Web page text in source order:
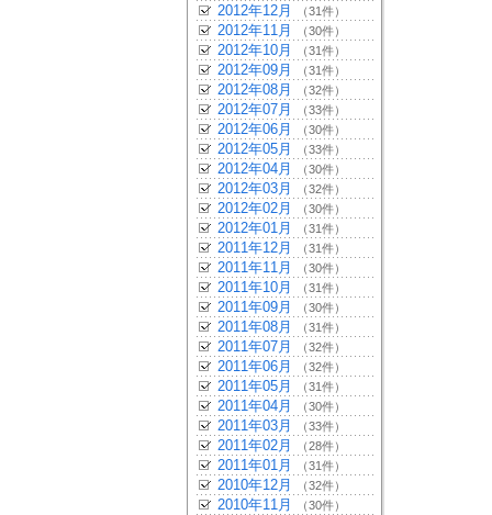
2012年12月 （31件）
2012年11月 （30件）
2012年10月 （31件）
2012年09月 （31件）
2012年08月 （32件）
2012年07月 （33件）
2012年06月 （30件）
2012年05月 （33件）
2012年04月 （30件）
2012年03月 （32件）
2012年02月 （30件）
2012年01月 （31件）
2011年12月 （31件）
2011年11月 （30件）
2011年10月 （31件）
2011年09月 （30件）
2011年08月 （31件）
2011年07月 （32件）
2011年06月 （32件）
2011年05月 （31件）
2011年04月 （30件）
2011年03月 （33件）
2011年02月 （28件）
2011年01月 （31件）
2010年12月 （32件）
2010年11月 （30件）